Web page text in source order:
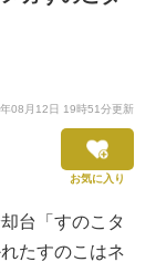
08月12日 19時51分更新
お気に入り
台「すのこタ
たすのこはネ